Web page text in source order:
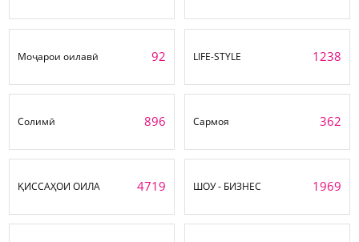
Моҷарои оилавӣ 92 LIFE-STYLE 1238
Солимӣ 896 Сармоя 362
ҚИССАҲОИ ОИЛА 4719 ШОУ - БИЗНЕС 1969